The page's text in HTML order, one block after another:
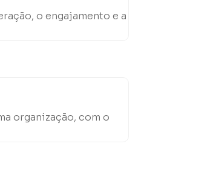
o engajamento e a
organização, com o